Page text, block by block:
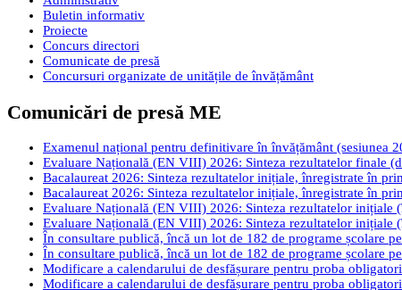
Buletin informativ
Proiecte
Concurs directori
Comunicate de presă
Concursuri organizate de unitățile de învățământ
Comunicări de presă ME
Examenul național pentru definitivare în învățământ (sesiunea
Evaluare Națională (EN VIII) 2026: Sinteza rezultatelor finale
Bacalaureat 2026: Sinteza rezultatelor inițiale, înregistrate în
Bacalaureat 2026: Sinteza rezultatelor inițiale, înregistrate în
Evaluare Națională (EN VIII) 2026: Sinteza rezultatelor inițiale
Evaluare Națională (EN VIII) 2026: Sinteza rezultatelor inițiale
În consultare publică, încă un lot de 182 de programe școlare
În consultare publică, încă un lot de 182 de programe școlare
Modificare a calendarului de desfășurare pentru proba
Modificare a calendarului de desfășurare pentru proba